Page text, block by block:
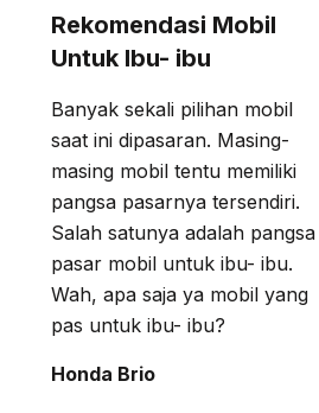
Rekomendasi Mobil
Untuk Ibu- ibu
Banyak sekali pilihan mobil
saat ini dipasaran. Masing-
masing mobil tentu memiliki
pangsa pasarnya tersendiri.
Salah satunya adalah pangsa
pasar mobil untuk ibu- ibu.
Wah, apa saja ya mobil yang
pas untuk ibu- ibu?
Honda Brio